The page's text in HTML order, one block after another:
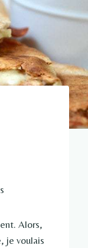
Alors,
je voulais